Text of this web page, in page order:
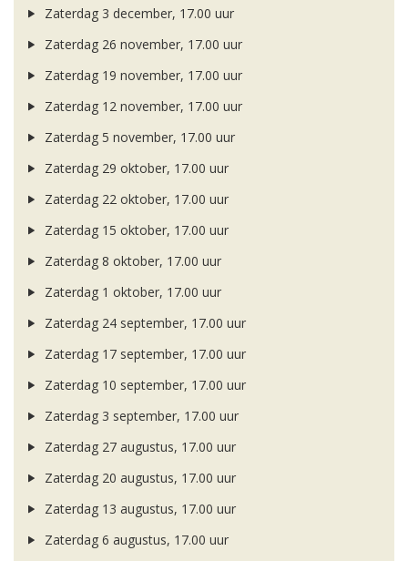
Zaterdag 3 december, 17.00 uur
Zaterdag 26 november, 17.00 uur
Zaterdag 19 november, 17.00 uur
Zaterdag 12 november, 17.00 uur
Zaterdag 5 november, 17.00 uur
Zaterdag 29 oktober, 17.00 uur
Zaterdag 22 oktober, 17.00 uur
Zaterdag 15 oktober, 17.00 uur
Zaterdag 8 oktober, 17.00 uur
Zaterdag 1 oktober, 17.00 uur
Zaterdag 24 september, 17.00 uur
Zaterdag 17 september, 17.00 uur
Zaterdag 10 september, 17.00 uur
Zaterdag 3 september, 17.00 uur
Zaterdag 27 augustus, 17.00 uur
Zaterdag 20 augustus, 17.00 uur
Zaterdag 13 augustus, 17.00 uur
Zaterdag 6 augustus, 17.00 uur